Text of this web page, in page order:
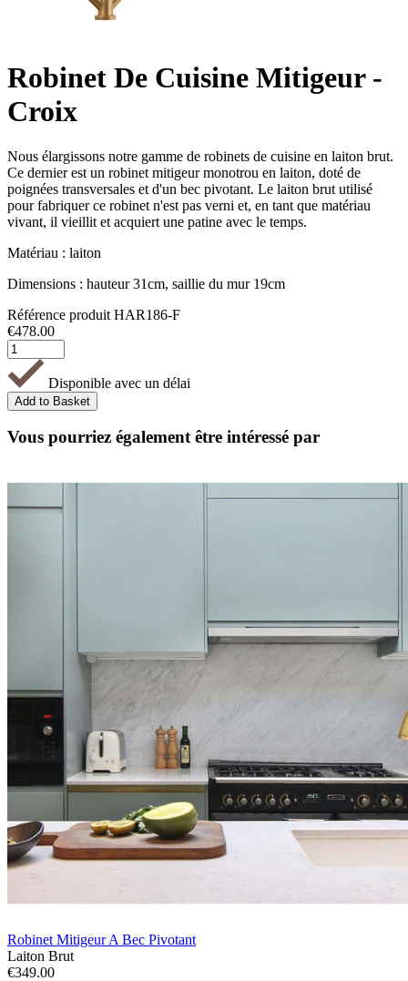
Robinet De Cuisine Mitigeur -
Croix
Nous élargissons notre gamme de robinets de cuisine en laiton brut.
Ce dernier est un robinet mitigeur monotrou en laiton, doté de
poignées transversales et d'un bec pivotant. Le laiton brut utilisé
pour fabriquer ce robinet n'est pas verni et, en tant que matériau
vivant, il vieillit et acquiert une patine avec le temps.
Matériau : laiton
Dimensions : hauteur 31cm, saillie du mur 19cm
Référence produit HAR186-F
€478.00
Disponible avec un délai
Vous pourriez également être intéressé par
Robinet Mitigeur A Bec Pivotant
Laiton Brut
€349.00